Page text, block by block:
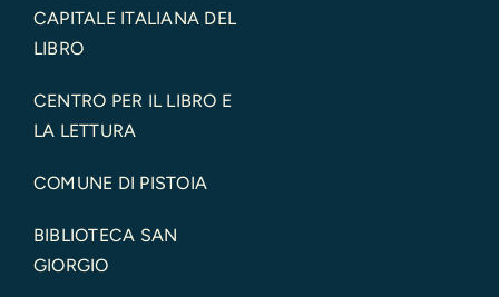
CAPITALE ITALIANA DEL
LIBRO
CENTRO PER IL LIBRO E
LA LETTURA
COMUNE DI PISTOIA
BIBLIOTECA SAN
GIORGIO